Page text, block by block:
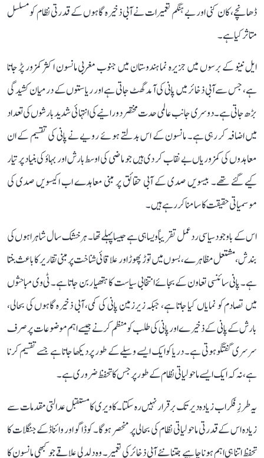
ڈھانچے، کان کنی اور بے ہنگم تعمیرات نے آبی ذخیرہ گاہوں کے قدرتی نظام کو مسلسل
متاثر کیا ہے۔
ایل نینو کے برسوں میں جزیرہ نما ہندوستان میں جنوب مغربی مانسون اکثر کمزور پڑ جاتا
ہے، جس سے آبی ذخائر میں پانی کی آمد گھٹ جاتی ہے اور ریاستوں کے درمیان کشیدگی
بڑھ جاتی ہے۔ دوسری جانب عالمی حدت مختصر دورانیے کی انتہائی شدید بارشوں کی تعداد
میں اضافہ کر رہی ہے۔ مانسون کے اس بدلتے ہوئے رویے نے پانی کی تقسیم کے ان
معاہدوں کی کمزوریاں بے نقاب کر دی ہیں جو ماضی کی اوسط بارش اور بہاؤ کی بنیاد پر تیار
کیے گئے تھے۔ بیسویں صدی کے آبی حقائق پر مبنی معاہدے اب اکیسویں صدی کی
موسمیاتی حقیقت کا سامنا کر رہے ہیں۔
اس کے باوجود سیاسی ردعمل تقریباً ویسا ہی ہے جیسا پہلے تھا۔ ہر خشک سال شاہراہوں کی
بندش، مشتعل مظاہرے، بسوں میں توڑ پھوڑ اور علاقائی شناخت پر مبنی تقاریر کا باعث بنتا
ہے۔ پانی سائنسی تعاون کے بجائے انتخابی سیاست کا ہتھیار بن جاتا ہے۔ ٹی وی مباحثوں
میں تصادم کو نمایاں کیا جاتا ہے، جبکہ زیرزمین پانی کی کمی، آبی ذخیرہ گاہوں کی بحالی،
بارش کے پانی کے ذخیرے اور پانی کی طلب کو منظم کرنے جیسے اہم موضوعات پر صرف
سرسری گفتگو ہوتی ہے۔ دریا کو ایک ایسے وسیلے کے طور پر دیکھا جاتا ہے جسے تقسیم کرنا
ہے، نہ کہ ایک ایسے ماحولیاتی نظام کے طور پر جس کا تحفظ ضروری ہے۔
یہ طرزِ فکر اب زیادہ دیر تک برقرار نہیں رہ سکتا۔ کاویری کا مستقبل عدالتی مقدمات سے
زیادہ اس کے قدرتی ماحولیاتی نظام کی بحالی پر منحصر ہوگا۔ کوڈاگو اور وائناڈ کے جنگلات کا
تحفظ اتنا ہی اہم ہونا چاہیے جتنا نئے آبی ذخائر کی تعمیر۔ وہ دلدلی علاقے جو کبھی مانسون کا